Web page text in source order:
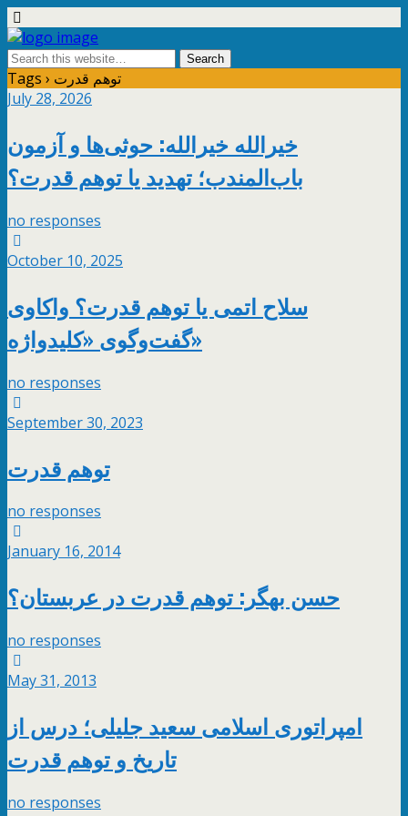
Tags › توهم قدرت
July 28, 2026
خیرالله خیرالله: حوثی‌ها و آزمون
باب‌المندب؛ تهدید یا توهم قدرت؟
no responses
October 10, 2025
سلاح اتمی یا توهم قدرت؟ واکاوی
گفت‌وگوی «کلیدواژه»
no responses
September 30, 2023
توهم قدرت
no responses
January 16, 2014
حسن بهگر: توهم قدرت در عربستان؟
no responses
May 31, 2013
امپراتوری اسلامی سعيد جليلی؛ درس از
تاريخ و توهم قدرت
no responses